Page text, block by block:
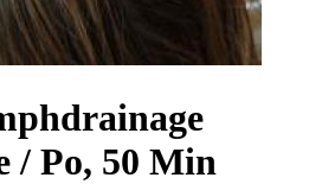
/ Po, 50 Min